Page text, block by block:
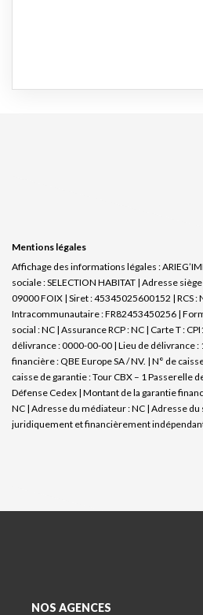
Mentions légales
Affichage des informations légales :
sociale : SELECTION HABITAT | Adresse
09000 FOIX | Siret : 45345025600152 | RCS :
Intracommunautaire : FR82453450256 |
social : NC | Assurance RCP : NC | Carte T :
délivrance : 0000-00-00 | Lieu de délivrance :
financière : QBE Europe SA / NV. | N° de
caisse de garantie : Tour CBX – 1 Passerelle
Défense Cedex | Montant de la garantie
NC | Adresse du médiateur : NC | Adresse du
juridiquement et financièrement
NOS AGENCES